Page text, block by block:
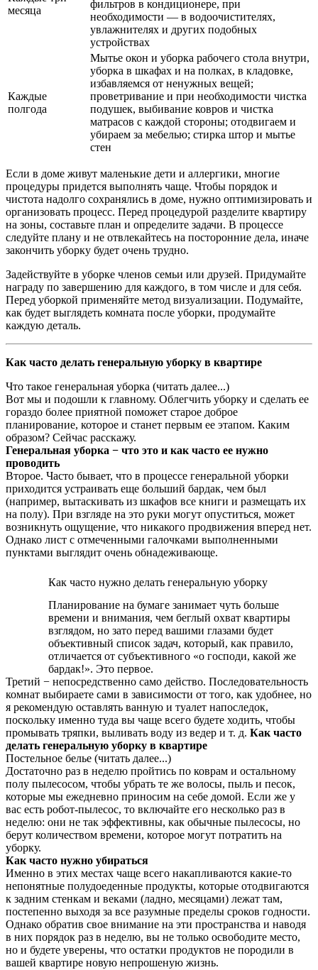
месяца
фильтров в кондиционере, при
необходимости — в водоочистителях,
увлажнителях и других подобных
устройствах
Каждые
полгода
Мытье окон и уборка рабочего стола внутри,
уборка в шкафах и на полках, в кладовке,
избавляемся от ненужных вещей;
проветривание и при необходимости чистка
подушек, выбивание ковров и чистка
матрасов с каждой стороны; отодвигаем и
убираем за мебелью; стирка штор и мытье
стен
Если в доме живут маленькие дети и аллергики, многие
процедуры придется выполнять чаще. Чтобы порядок и
чистота надолго сохранялись в доме, нужно оптимизировать и
организовать процесс. Перед процедурой разделите квартиру
на зоны, составьте план и определите задачи. В процессе
следуйте плану и не отвлекайтесь на посторонние дела, иначе
закончить уборку будет очень трудно.
Задействуйте в уборке членов семьи или друзей. Придумайте
награду по завершению для каждого, в том числе и для себя.
Перед уборкой применяйте метод визуализации. Подумайте,
как будет выглядеть комната после уборки, продумайте
каждую деталь.
Как часто делать генеральную уборку в квартире
Что такое генеральная уборка (читать далее...)
Вот мы и подошли к главному. Облегчить уборку и сделать ее
гораздо более приятной поможет старое доброе
планирование, которое и станет первым ее этапом. Каким
образом? Сейчас расскажу.
Генеральная уборка − что это и как часто ее нужно
проводить
Второе. Часто бывает, что в процессе генеральной уборки
приходится устраивать еще больший бардак, чем был
(например, вытаскивать из шкафов все книги и размещать их
на полу). При взгляде на это руки могут опуститься, может
возникнуть ощущение, что никакого продвижения вперед нет.
Однако лист с отмеченными галочками выполненными
пунктами выглядит очень обнадеживающе.
Как часто нужно делать генеральную уборку
Планирование на бумаге занимает чуть больше
времени и внимания, чем беглый охват квартиры
взглядом, но зато перед вашими глазами будет
объективный список задач, который, как правило,
отличается от субъективного «о господи, какой же
бардак!». Это первое.
Третий − непосредственно само действо. Последовательность
комнат выбираете сами в зависимости от того, как удобнее, но
я рекомендую оставлять ванную и туалет напоследок,
поскольку именно туда вы чаще всего будете ходить, чтобы
промывать тряпки, выливать воду из ведер и т. д. Как часто
делать генеральную уборку в квартире
Постельное белье (читать далее...)
Достаточно раз в неделю пройтись по коврам и остальному
полу пылесосом, чтобы убрать те же волосы, пыль и песок,
которые мы ежедневно приносим на себе домой. Если же у
вас есть робот-пылесос, то включайте его несколько раз в
неделю: они не так эффективны, как обычные пылесосы, но
берут количеством времени, которое могут потратить на
уборку.
Как часто нужно убираться
Именно в этих местах чаще всего накапливаются какие-то
непонятные полудоеденные продукты, которые отодвигаются
к задним стенкам и веками (ладно, месяцами) лежат там,
постепенно выходя за все разумные пределы сроков годности.
Однако обратив свое внимание на эти пространства и наводя
в них порядок раз в неделю, вы не только освободите место,
но и будете уверены, что остатки продуктов не породили в
вашей квартире новую непрошеную жизнь.